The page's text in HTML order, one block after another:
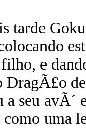
tarde
e
DragÃ£o
a seu
como uma